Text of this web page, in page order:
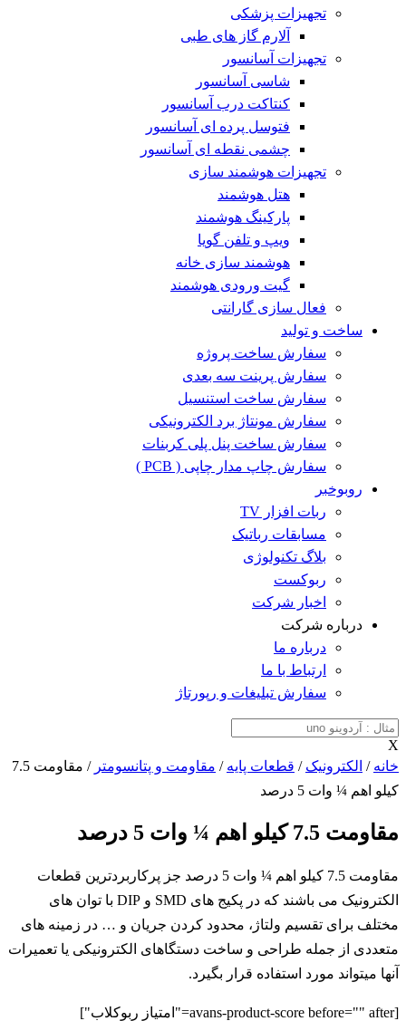
تجهیزات پزشکی
آلارم گاز های طبی
تجهیزات آسانسور
شاسی آسانسور
کنتاکت درب آسانسور
فتوسل پرده ای آسانسور
چشمی نقطه ای آسانسور
تجهیزات هوشمند سازی
هتل هوشمند
پارکینگ هوشمند
ویپ و تلفن گویا
هوشمند سازی خانه
گیت ورودی هوشمند
فعال سازی گارانتی
ساخت و تولید
سفارش ساخت پروژه
سفارش پرینت سه بعدی
سفارش ساخت استنسیل
سفارش مونتاژ برد الکترونیکی
سفارش ساخت پنل پلی کربنات
سفارش چاپ مدار چاپی ( PCB )
روبوخبر
ربات افزار TV
مسابقات رباتیک
بلاگ تکنولوژی
ربوکست
اخبار شرکت
درباره شرکت
درباره ما
ارتباط با ما
سفارش تبلیغات و رپورتاژ
X
خانه / الکترونیک / قطعات پایه / مقاومت و پتانسومتر
/ مقاومت 7.5
کیلو اهم ¼ وات 5 درصد
مقاومت 7.5 کیلو اهم ¼ وات 5 درصد
مقاومت 7.5 کیلو اهم ¼ وات 5 درصد جز پرکاربردترین قطعات
الکترونیک می باشند که در پکیج های SMD و DIP با توان های
مختلف برای تقسیم ولتاژ، محدود کردن جریان و … در زمینه های
متعددی از جمله طراحی و ساخت دستگاهای الکترونیکی یا تعمیرات
آنها میتواند مورد استفاده قرار بگیرد.
[avans-product-score before="" after="امتیاز ربوکلاب"]